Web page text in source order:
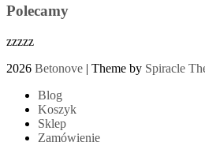
Polecamy
zzzzz
2026 Betonove | Theme by Spiracle
Blog
Koszyk
Sklep
Zamówienie